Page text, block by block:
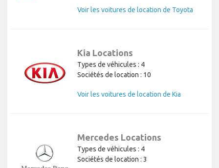
Voir les voitures de location de Toyota
Kia Locations
Types de véhicules : 4
Sociétés de location : 10
Voir les voitures de location de Kia
Mercedes Locations
Types de véhicules : 4
Sociétés de location : 3